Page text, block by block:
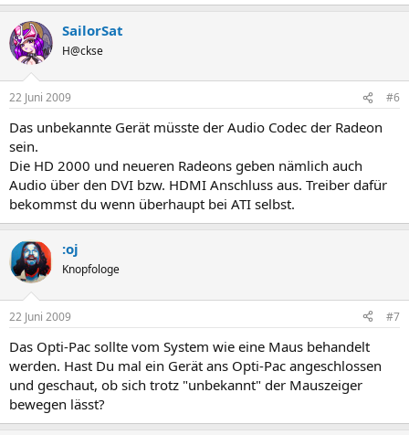
SailorSat
H@ckse
22 Juni 2009 #6
Das unbekannte Gerät müsste der Audio Codec der Radeon
sein.
Die HD 2000 und neueren Radeons geben nämlich auch
Audio über den DVI bzw. HDMI Anschluss aus. Treiber dafür
bekommst du wenn überhaupt bei ATI selbst.
:oj
Knopfologe
22 Juni 2009 #7
Das Opti-Pac sollte vom System wie eine Maus behandelt
werden. Hast Du mal ein Gerät ans Opti-Pac angeschlossen
und geschaut, ob sich trotz "unbekannt" der Mauszeiger
bewegen lässt?